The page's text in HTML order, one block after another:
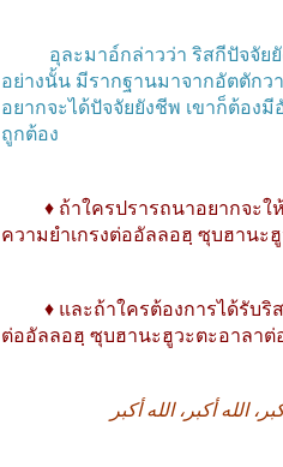
อุละมาอ์กล่าวว่า ริสกีปัจจัย
อย่างนั้น มีรากฐานมาจากอัตตักว
อยากจะได้ปัจจัยยังชีพ เขาก็ต้องมี
ถูกต้อง
♦ ถ้าใครปรารถนาอยากจะให้
ความยำเกรงต่ออัลลอฮฺ ซุบฮานะฮู
♦ และถ้าใครต้องการได้รับริส
ต่ออัลลอฮฺ ซุบฮานะฮูวะตะอาลาต่
الله أكبر، الله أكبر